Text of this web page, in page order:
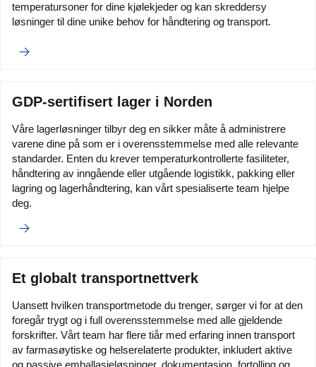
temperatursoner for dine kjølekjeder og kan skreddersy
løsninger til dine unike behov for håndtering og transport.
GDP-sertifisert lager i Norden
Våre lagerløsninger tilbyr deg en sikker måte å administrere
varene dine på som er i overensstemmelse med alle relevante
standarder. Enten du krever temperaturkontrollerte fasiliteter,
håndtering av inngående eller utgående logistikk, pakking eller
lagring og lagerhåndtering, kan vårt spesialiserte team hjelpe
deg.
Et globalt transportnettverk
Uansett hvilken transportmetode du trenger, sørger vi for at den
foregår trygt og i full overensstemmelse med alle gjeldende
forskrifter. Vårt team har flere tiår med erfaring innen transport
av farmasøytiske og helserelaterte produkter, inkludert aktive